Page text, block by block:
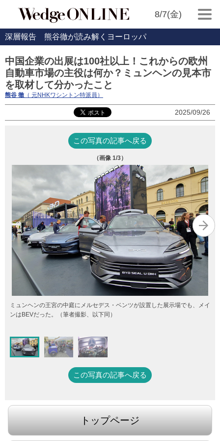
8/7(金)
深層報告 熊谷徹が読み解くヨーロッパ
中国企業の出展は100社以上！これからの欧州
自動車市場の主役は何か？ミュンヘンの見本市
を取材して分かったこと
熊谷 徹 （ 元NHKワシントン特派員）
2025/09/26
この写真の記事へ戻る
（画像 1/3）
ミュンヘンの王宮の中庭にメルセデス・ ベンツが設置した展示場でも、メイ
ンはBEVだった。（筆者撮影、以下同）
この写真の記事へ戻る
トップページ